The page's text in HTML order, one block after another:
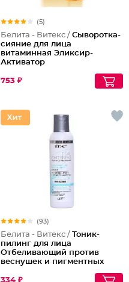
(5)
Белита - Витекс / Сыворотка-
сияние для лица
витаминная Эликсир-
Активатор
753 ₽
(93)
Белита - Витекс / Тоник-
пилинг для лица
Отбеливающий против
веснушек и пигментных